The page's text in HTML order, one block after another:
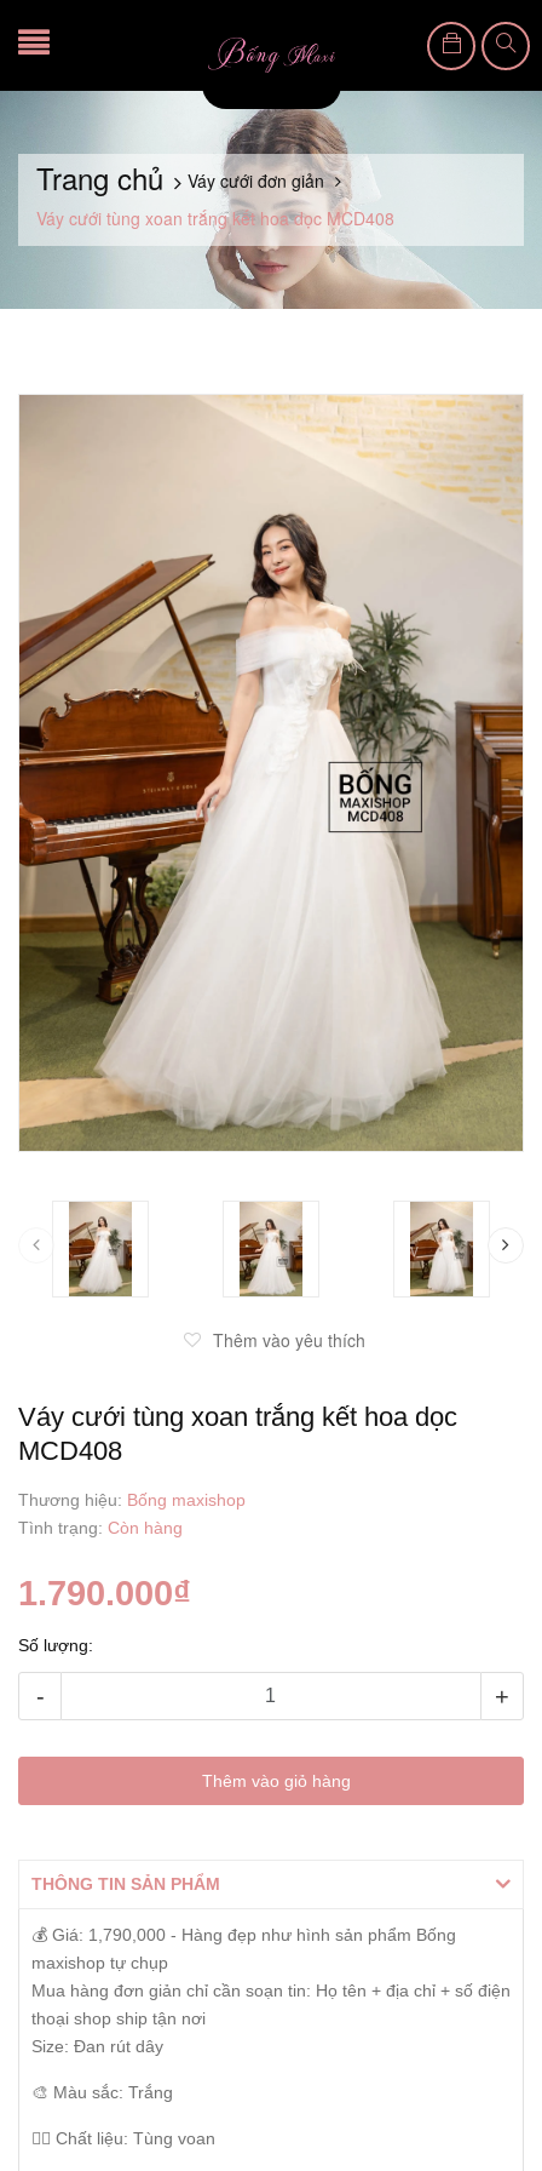
Trang chủ
Váy cưới đơn giản
Váy cưới tùng xoan trắng kết hoa dọc MCD408
prev
Thêm vào yêu thích
Váy cưới tùng xoan trắng kết hoa dọc
MCD408
Thương hiệu: Bống maxishop
Tình trạng: Còn hàng
1.790.000₫
Số lượng:
- +
Thêm vào giỏ hàng
THÔNG TIN SẢN PHẨM
💰 Giá: 1,790,000 - Hàng đẹp như hình sản phẩm Bống
maxishop tự chụp
Mua hàng đơn giản chỉ cần soạn tin: Họ tên + địa chỉ + số điện
thoại shop ship tận nơi
Size: Đan rút dây
🎨 Màu sắc: Trắng
👰‍♀️ Chất liệu: Tùng voan